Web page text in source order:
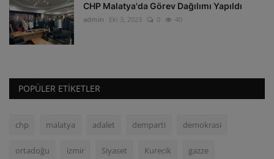
CHP Malatya'da Görev Dağılımı Yapıldı
admin Eki 3, 2023 0 40
POPÜLER ETIKETLER
chp malatya adalet demparti demokrasi
ortadoğu izmir Siyaset Kurecik gazze